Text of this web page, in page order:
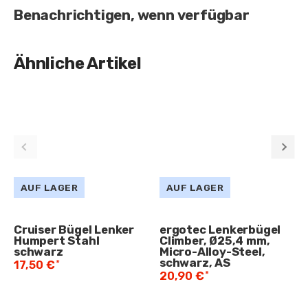
Benachrichtigen, wenn verfügbar
Ähnliche Artikel
AUF LAGER
Cruiser Bügel Lenker
Humpert Stahl
schwarz
17,50 €*
AUF LAGER
ergotec Lenkerbügel
Climber, Ø25,4 mm,
Micro-Alloy-Steel,
schwarz, AS
20,90 €*